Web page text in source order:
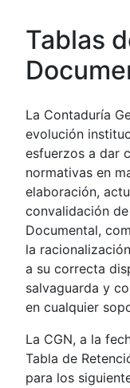
Tablas
La Contaduría
evolución
esfuerzos a dar
normativas en
elaboración,
convalidación
Documental,
la
a su correcta
salvaguarda y
en cualquier
La CGN, a la
Tabla de
para los